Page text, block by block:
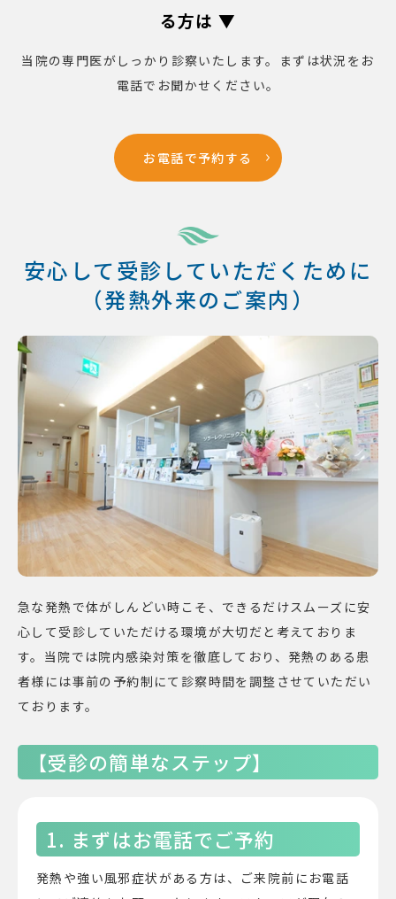
る方は ▼
当院の専門医がしっかり診察いたします。まずは状況をお
電話でお聞かせください。
お電話で予約する
安心して受診していただくために
（発熱外来のご案内）
急な発熱で体がしんどい時こそ、できるだけスムーズに安
心して受診していただける環境が大切だと考えておりま
す。当院では院内感染対策を徹底しており、発熱のある患
者様には事前の予約制にて診察時間を調整させていただい
ております。
【受診の簡単なステップ】
1. まずはお電話でご予約
発熱や強い風邪症状がある方は、ご来院前にお電話